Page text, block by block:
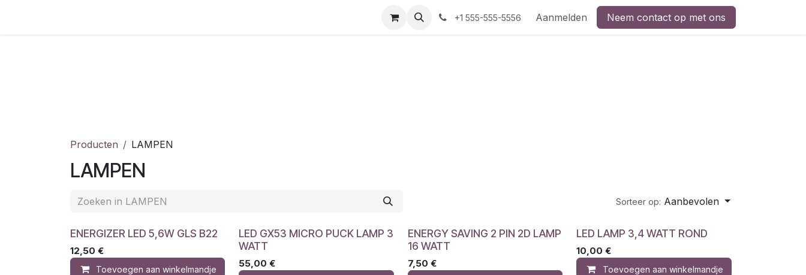
+1 555-555-5556 Aanmelden Neem contact op met ons
Producten LAMPEN
LAMPEN
Sorteer op: Aanbevolen
ENERGIZER LED 5,6W GLS B22
12,50 €
Toevoegen aan winkelmandje
LED GX53 MICRO PUCK LAMP 3
WATT
55,00 €
ENERGY SAVING 2 PIN 2D LAMP
16 WATT
7,50 €
LED LAMP 3,4 WATT ROND
10,00 €
Toevoegen aan winkelmandje